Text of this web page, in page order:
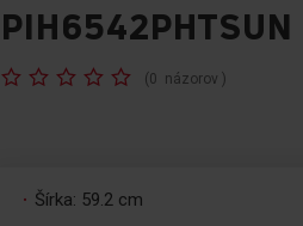
PIH6542PHTSUN
Rating: (0 názorov)
Šírka: 59.2 cm